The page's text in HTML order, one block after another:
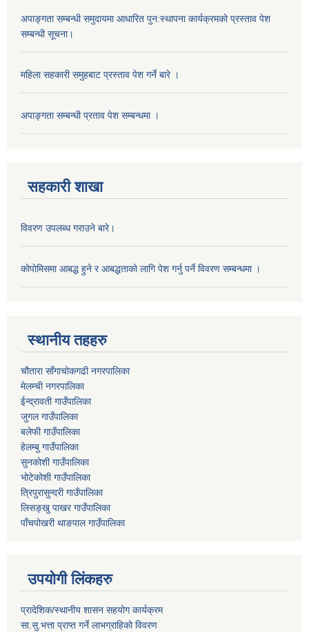
अपाङ्गता सम्बन्धी समुदायमा आधारित पुन:स्थापना कार्यक्रमको प्रस्ताव पेश
सम्बन्धी सूचना।
महिला सहकारी समुहबाट प्रस्ताव पेश गर्ने बारे ।
अपाङ्गता सम्बन्धी प्रताव पेश सम्बन्धमा ।
सहकारी शाखा
विवरण उपलब्ध गराउने बारे।
काेपाेमिसमा आबद्ध हुने र आबद्धताकाे लागि पेश गर्नु पर्ने विवरण सम्बन्धमा ।
स्थानीय तहहरु
चौतारा साँगाचोकगढी नगरपालिका
मेलम्ची नगरपालिका
ईन्द्रावती गाउँपालिका
जुगल गाउँपालिका
बलेफी गाउँपालिका
हेलम्बु गाउँपालिका
सुनकोशी गाउँपालिका
भोटेकोशी गाउँपालिका
त्रिपुरासुन्दरी गाउँपालिका
लिसङ्खु पाखर गाउँपालिका
पाँचपोखरी थाङपाल गाउँपालिका
उपयोगी लिंकहरु
प्रादेशिक/स्थानीय शासन सहयोग कार्यक्रम
सा.सु.भत्ता प्राप्त गर्ने लाभग्राहिको विवरण